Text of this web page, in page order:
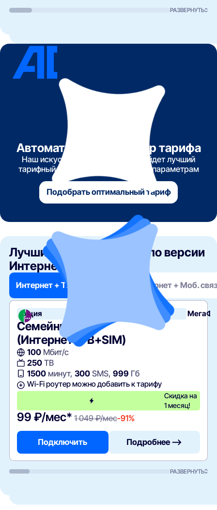
РАЗВЕРНУТЬ
Автоматический подбор тарифа
Наш искусственный интеллект найдет лучший
тарифный план по указанным вами параметрам
Подобрать оптимальный тариф
Лучшие тарифы месяца по версии
Интернет РФ
Интернет + ТВ + Моб. связь Интернет + Моб.
Акция
Семейный+
(Интернет+ТВ+SIM)
100Мбит/с
250ТВ
1500минут, 300SMS, 999 Гб
Wi-Fi роутер можно добавить к тарифу
Скидка на
1 месяц!
99 ₽/мес* 1 049 ₽/мес-91%
Подключить Подробнее —>
РАЗВЕРНУТЬ